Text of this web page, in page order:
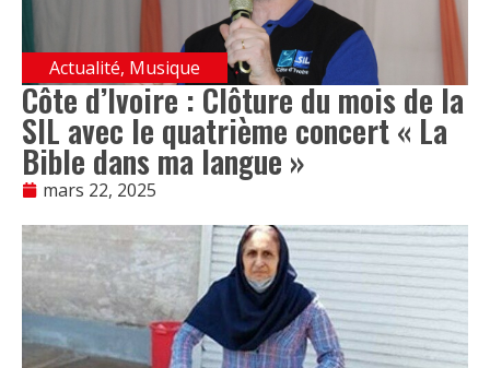
Actualité, Musique
Côte d’Ivoire : Clôture du mois de la
SIL avec le quatrième concert « La
Bible dans ma langue »
mars 22, 2025